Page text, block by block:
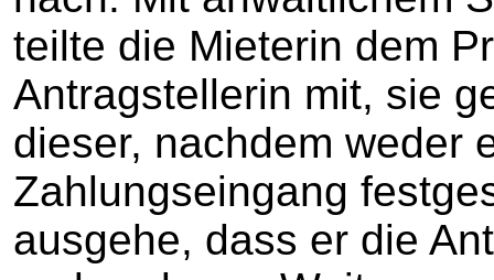
teilte die Mieterin dem
Antragstellerin mit, sie
dieser, nachdem weder
Zahlungseingang
ausgehe, dass er die